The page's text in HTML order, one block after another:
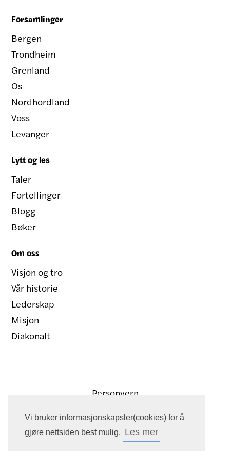
Vi bruker informasjonskapsler(cookies) for å
gjøre nettsiden best mulig. Les mer
Forsamlinger
Bergen
Trondheim
Grenland
Os
Nordhordland
Voss
Levanger
Lytt og les
Taler
Fortellinger
Blogg
Bøker
Om oss
Visjon og tro
Vår historie
Lederskap
Misjon
Diakonalt
Personvern